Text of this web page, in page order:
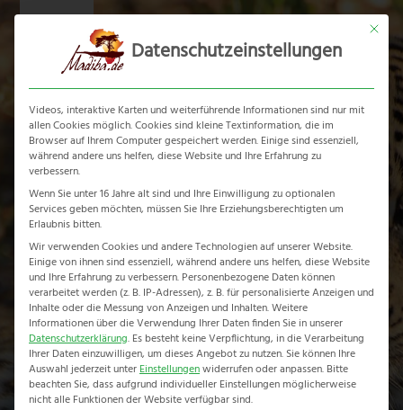
Skip
Afrikas Klima
Home-Afrikas Klima
Mit
Datenschutzeinstellungen
Videos, interaktive Karten und weiterführende Informationen sind nur mit
allen Cookies möglich. Cookies sind kleine Textinformation, die im
Browser auf Ihrem Computer gespeichert werden. Einige sind essenziell,
während andere uns helfen, diese Website und Ihre Erfahrung zu
verbessern.
Wenn Sie unter 16 Jahre alt sind und Ihre Einwilligung zu optionalen
Services geben möchten, müssen Sie Ihre Erziehungsberechtigten um
Erlaubnis bitten.
Wir verwenden Cookies und andere Technologien auf unserer Website.
Einige von ihnen sind essenziell, während andere uns helfen, diese Website
und Ihre Erfahrung zu verbessern. Personenbezogene Daten können
verarbeitet werden (z. B. IP-Adressen), z. B. für personalisierte Anzeigen und
Inhalte oder die Messung von Anzeigen und Inhalten.Weitere
Informationen über die Verwendung Ihrer Daten finden Sie in unserer
Datenschutzerklärung. Es besteht keine Verpflichtung, in die Verarbeitung
Ihrer Daten einzuwilligen, um dieses Angebot zu nutzen. Sie können Ihre
Auswahl jederzeit unterEinstellungenwiderrufen oder anpassen. Bitte
beachten Sie, dass aufgrund individueller Einstellungen möglicherweise
nicht alle Funktionen der Website verfügbar sind.